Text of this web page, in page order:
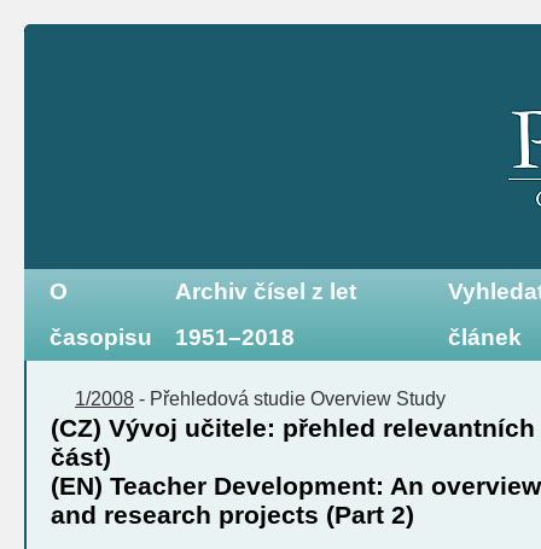
O
časopisu
Archiv čísel z let
1951–2018
článek
1/2008 - Přehledová studie Overview Study
(CZ) Vývoj učitele: přehled
část)
(EN) Teacher Development: An
and research projects (Part 2)